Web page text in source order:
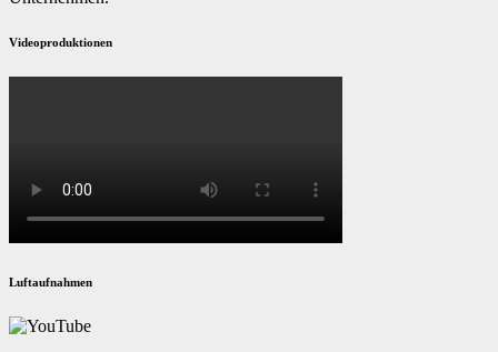
Videoproduktionen
Luftaufnahmen